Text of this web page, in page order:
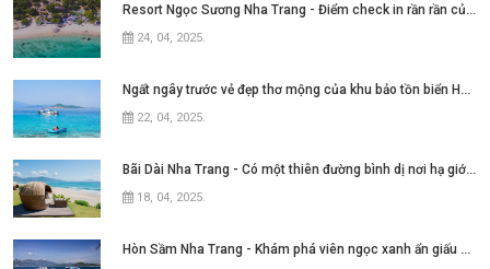
Resort Ngọc Sương Nha Trang - Điểm check in rần rần của những tín đồ mê phim Việt
24, 04, 2025.
Ngất ngây trước vẻ đẹp thơ mộng của khu bảo tồn biển Hòn Mun Nha Trang
22, 04, 2025.
Bãi Dài Nha Trang - Có một thiên đường bình dị nơi hạ giới với biển xanh cát trắng quanh năm sóng xô bờ
18, 04, 2025.
Hòn Sầm Nha Trang - Khám phá viên ngọc xanh ẩn giấu giữa vịnh Nha Phu